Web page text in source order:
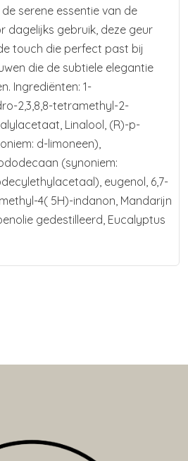
serene essentie van de
dagelijks gebruik, deze geur
touch die perfect past bij
die de subtiele elegantie
Ingrediënten: 1-
2,3,8,8-tetramethyl-2-
Linalool, (R)-p-
d-limoneen),
(synoniem:
eugenol, 6,7-
4( 5H)-indanon, Mandarijn
gedestilleerd, Eucalyptus